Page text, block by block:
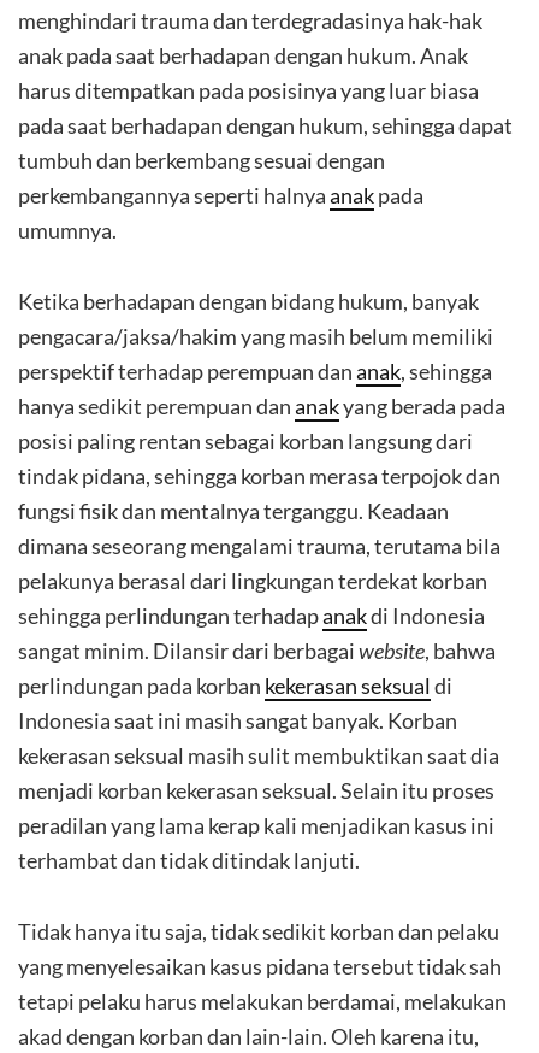
menghindari trauma dan terdegradasinya hak-hak
anak pada saat berhadapan dengan hukum. Anak
harus ditempatkan pada posisinya yang luar biasa
pada saat berhadapan dengan hukum, sehingga dapat
tumbuh dan berkembang sesuai dengan
perkembangannya seperti halnyaanakpada
umumnya.
Ketika berhadapan dengan bidang hukum, banyak
pengacara/jaksa/hakim yang masih belum memiliki
perspektif terhadap perempuan dananak, sehingga
hanya sedikit perempuan dananakyang berada pada
posisi paling rentan sebagai korban langsung dari
tindak pidana, sehingga korban merasa terpojok dan
fungsi fisik dan mentalnya terganggu. Keadaan
dimana seseorang mengalami trauma, terutama bila
pelakunya berasal dari lingkungan terdekat korban
sehingga perlindungan terhadapanakdi Indonesia
sangat minim. Dilansir dari berbagaiwebsite, bahwa
perlindungan pada korban kekerasan seksual di
Indonesia saat ini masih sangat banyak. Korban
kekerasan seksual masih sulit membuktikan saat dia
menjadi korban kekerasan seksual. Selain itu proses
peradilan yang lama kerap kali menjadikan kasus ini
terhambat dan tidak ditindak lanjuti.
Tidak hanya itu saja, tidak sedikit korban dan pelaku
yang menyelesaikan kasus pidana tersebut tidak sah
tetapi pelaku harus melakukan berdamai, melakukan
akad dengan korban dan lain-lain. Oleh karena itu,